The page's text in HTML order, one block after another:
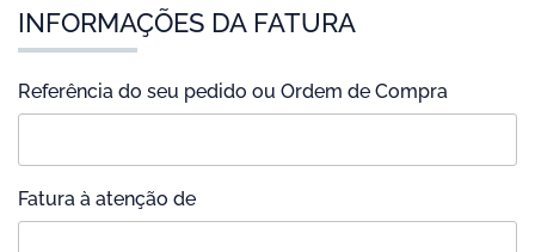
INFORMAÇÕES DA FATURA
Referência do seu pedido ou Ordem de Compra
Fatura à atenção de